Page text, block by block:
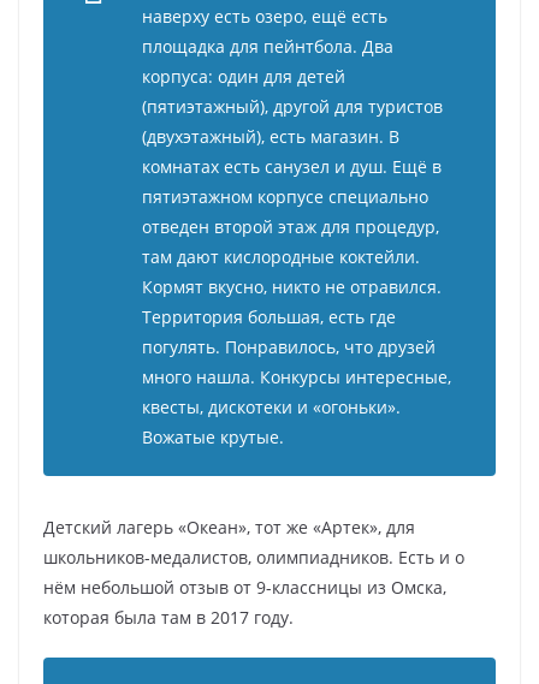
наверху есть озеро, ещё есть
площадка для пейнтбола. Два
корпуса: один для детей
(пятиэтажный), другой для туристов
(двухэтажный), есть магазин. В
комнатах есть санузел и душ. Ещё в
пятиэтажном корпусе специально
отведен второй этаж для процедур,
там дают кислородные коктейли.
Кормят вкусно, никто не отравился.
Территория большая, есть где
погулять. Понравилось, что друзей
много нашла. Конкурсы интересные,
квесты, дискотеки и «огоньки».
Вожатые крутые.
Детский лагерь «Океан», тот же «Артек», для
школьников-медалистов, олимпиадников. Есть и о
нём небольшой отзыв от 9-классницы из Омска,
которая была там в 2017 году.